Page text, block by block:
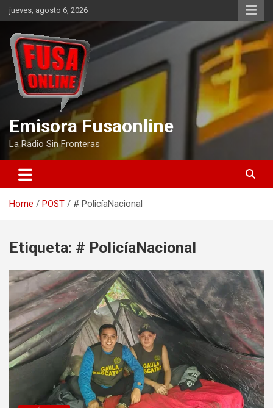
Skip
to
content
jueves, agosto 6, 2026
Emisora Fusaonline
La Radio Sin Fronteras
Home POST # PolicíaNacional
Etiqueta: # PolicíaNacional